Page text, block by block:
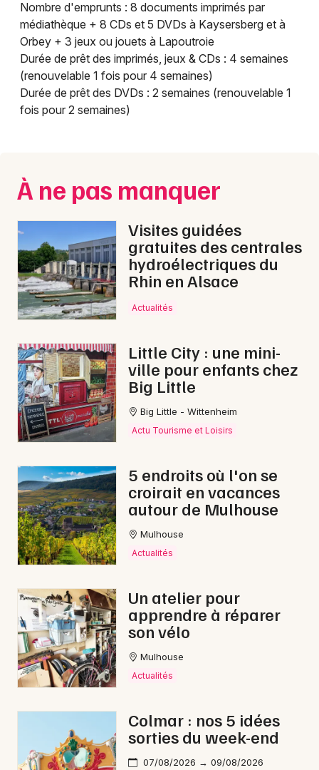
Nombre d'emprunts : 8 documents imprimés par
médiathèque + 8 CDs et 5 DVDs à Kaysersberg et à
Orbey + 3 jeux ou jouets à Lapoutroie
Durée de prêt des imprimés, jeux & CDs : 4 semaines
(renouvelable 1 fois pour 4 semaines)
Durée de prêt des DVDs : 2 semaines (renouvelable 1
fois pour 2 semaines)
À ne pas manquer
Visites guidées
gratuites des centrales
hydroélectriques du
Rhin en Alsace
Actualités
Little City : une mini-
ville pour enfants chez
Big Little
Big Little - Wittenheim
Actu Tourisme et Loisirs
5 endroits où l'on se
croirait en vacances
autour de Mulhouse
Mulhouse
Actualités
Un atelier pour
apprendre à réparer
son vélo
Mulhouse
Actualités
Colmar : nos 5 idées
sorties du week-end
07/08/2026 → 09/08/2026